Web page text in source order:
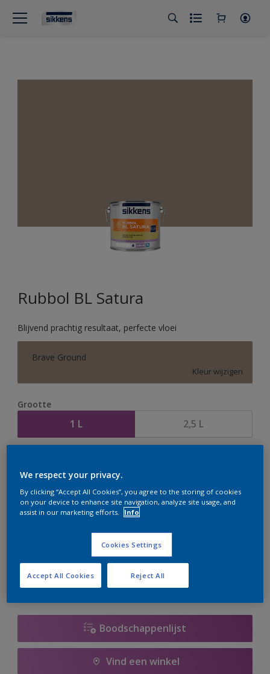
Rubbol BL Satura
Blijvend prachtig resultaat, perfecte vloei
Brave Ground
Kleur wijzigen
Grootte
1 L 2,5 L
er hard aan om de voorraad aan te vullen.
Boodschappenlijst
Vind een winkel
We respect your privacy.
By clicking “Accept All Cookies”, you agree to the storing of cookies
on your device to enhance site navigation, analyze site usage, and
assist in our marketing efforts.
Info
Cookies Settings
Reject All
Accept All Cookies